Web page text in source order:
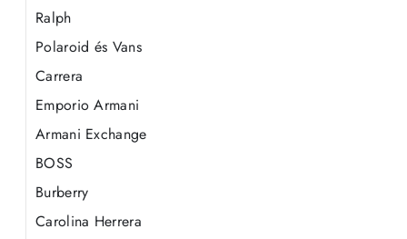
Ralph
Polaroid és Vans
Carrera
Emporio Armani
Armani Exchange
BOSS
Burberry
Carolina Herrera